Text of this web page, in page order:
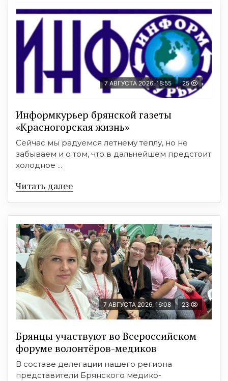
7 АВГУСТА 2026, 18:55 25
Информкурьер брянской газеты
«Красногорская жизнь»
Сейчас мы радуемся летнему теплу, но не
забываем и о том, что в дальнейшем предстоит
холодное ...
Читать далее
7 АВГУСТА 2026, 16:08 23
Брянцы участвуют во Всероссийском
форуме волонтёров-медиков
В составе делегации нашего региона
представители Брянского медико-